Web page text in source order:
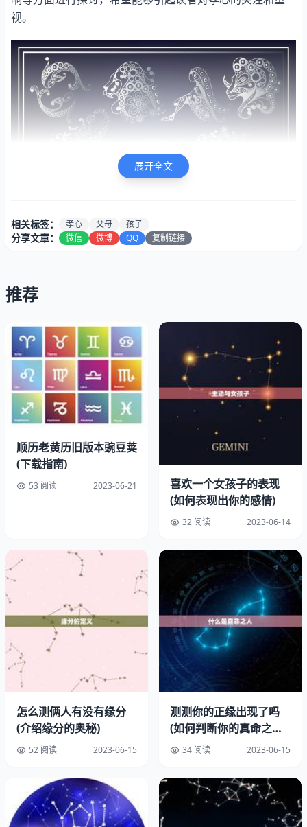
视。
一、孝心的定义
孝心是指对父母的尊敬、关爱、照顾和孝顺。在中国传统文
化中，孝心被视为一种美德，是中华民族的传统美德之一。
孝心不仅是一种道德规范，更是一种文化传承，是中华民族
二、孝心的
孝心是一种美德，具有道德意义。孝心不仅是对父母的尊重
和关爱，更是对家庭和社会的和担当。有孝心的孩子能够感
孝心也是一种人际关系的基础。有孝心的人能够建立良人际
关系，赢得他人的尊重和信任。在职场中，有孝心的人更容
易获得和同事的认可，更容易获得成功。
三、孝心对人生的影响
1、培养良品德
有孝心的孩子往往具有良品德，他们懂得尊重他人，关心他
人，乐于助人。这些品德不仅能够让他们在家庭中受到父母
的喜爱，更能够在社会中获得他人的尊重和信任。
展开全文
相关标签： 孝心 父母 孩子
分享文章： 微信 微博 QQ 复制链接
推荐
顺历老黄历旧版本豌豆荚
(下载指南)
53 阅读 2023-06-21
喜欢一个女孩子的表现
(如何表现出你的感情)
32 阅读 2023-06-14
怎么测俩人有没有缘分
(介绍缘分的奥秘)
52 阅读 2023-06-15
测测你的正缘出现了吗
(如何判断你的真命之人
已经出现)
34 阅读 2023-06-15